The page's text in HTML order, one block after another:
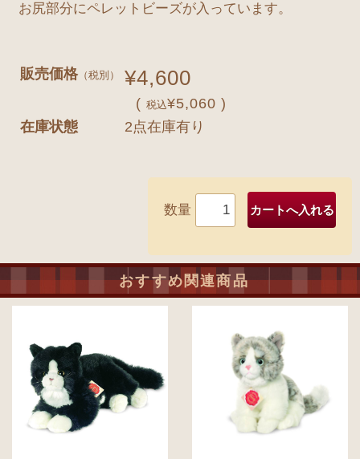
お尻部分にペレットビーズが入っています。
販売価格（税別） ¥4,600
(税込¥5,060 )
在庫状態 2点在庫有り
数量
おすすめ関連商品